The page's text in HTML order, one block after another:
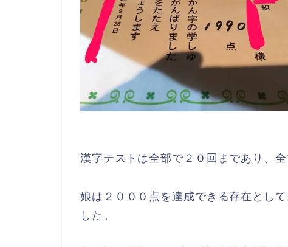
漢字テストは全部で２０回まであり、
娘は２０００点を達成できる存在とし
した。